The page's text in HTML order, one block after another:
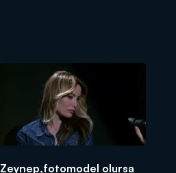
Zeynep,fotomodel olursa